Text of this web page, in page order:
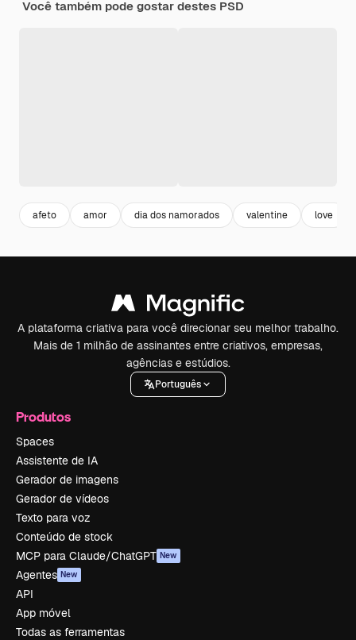
Você também pode gostar destes PSD
afeto amor dia dos namorados valentine love
A plataforma criativa para você direcionar seu melhor trabalho.
Mais de 1 milhão de assinantes entre criativos, empresas,
agências e estúdios.
Português
Produtos
Spaces
Assistente de IA
Gerador de imagens
Gerador de vídeos
Texto para voz
Conteúdo de stock
MCP para Claude/ChatGPT New
Agentes New
API
App móvel
Todas as ferramentas